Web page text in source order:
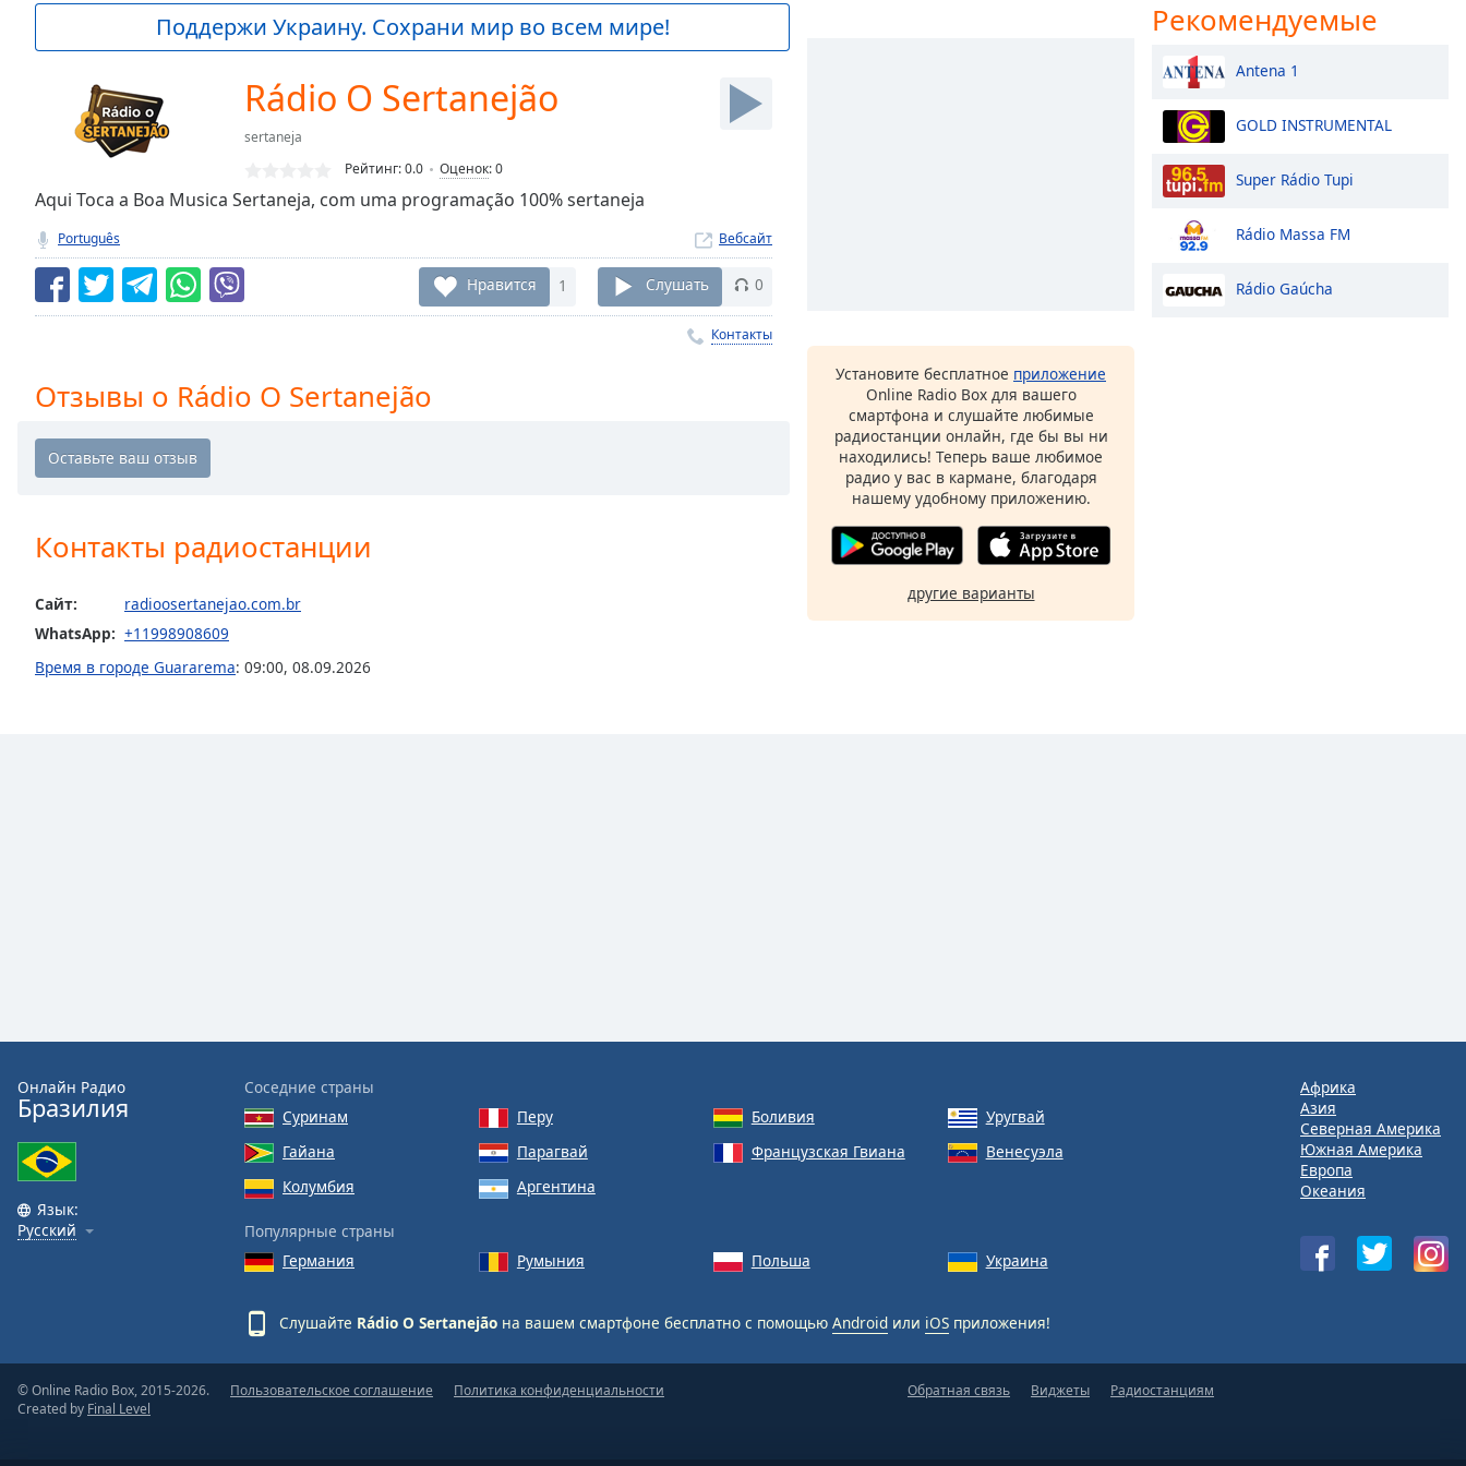
Current
-:-
TypeLIVE
live,
currently
behind
LIVE
Remaining
Playback
Rate
Chapters
descriptions
off,
selected
Picture-
Picture
Fullscreen
This
modal
window.
Escape
will
cancel
Поддержи Украину. Сохрани мир во всем мире!
Rádio O Sertanejão
sertaneja
Рейтинг:0.0 Оценок:0
Aqui Toca a Boa Musica Sertaneja, com uma programação 100% sertaneja
Português Вебсайт
Нравится 1 Слушать 0
Контакты
Отзывы о Rádio O Sertanejão
Контакты радиостанции
Сайт:
radioosertanejao.com.br
WhatsApp: +11998908609
Время в городе Guararema: 09:00, 08.09.2026
Установите бесплатное приложение
Online Radio Box для вашего
смартфона и слушайте любимые
радиостанции онлайн, где бы вы ни
находились! Теперь ваше любимое
радио у вас в кармане, благодаря
нашему удобному приложению.
другие варианты
Рекомендуемые
Antena 1
GOLD INSTRUMENTAL
Super Rádio Tupi
Rádio Massa FM
Rádio Gaúcha
Онлайн Радио
Бразилия
Язык:
Русский
Соседние страны
Суринам
Перу Боливия
Уругвай
Гайана
Парагвай Французская Гвиана
Венесуэла
Колумбия
Аргентина
Популярные страны
Германия
Румыния Польша Украина
Слушайте Rádio O Sertanejão на вашем смартфоне бесплатно с помощью Android или iOS приложения!
Африка
Азия
Северная Америка
Южная Америка
Европа
Океания
© Online Radio Box, 2015-2026.
Created by Final Level
Пользовательское соглашение Политика конфиденциальности Обратная связь Виджеты Радиостанциям